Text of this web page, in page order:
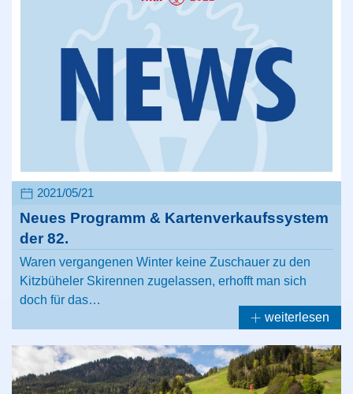
2021/05/21
Neues Programm & Kartenverkaufssystem
der 82.
Waren vergangenen Winter keine Zuschauer zu den
Kitzbüheler Skirennen zugelassen, erhofft man sich
doch für das…
weiterlesen